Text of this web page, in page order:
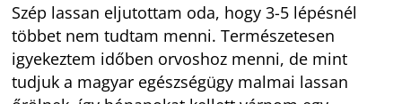
Szép lassan eljutottam oda, hogy 3-5 lépésnél
többet nem tudtam menni. Természetesen
igyekeztem időben orvoshoz menni, de mint
tudjuk a magyar egészségügy malmai lassan